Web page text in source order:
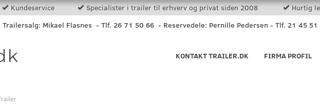
Kundeservice Specialister i trailer til erhverv og privat siden 2008
Hurtig
Trailersalg: Mikael Flasnes - Tlf. 26 71 50 66 - Reservedele: Pernille Pedersen - Tlf. 21 45
FIRMA PROFIL
KONTAKT TRAILER.DK